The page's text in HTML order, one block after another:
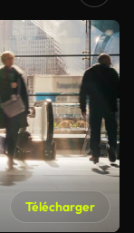
Télécharger